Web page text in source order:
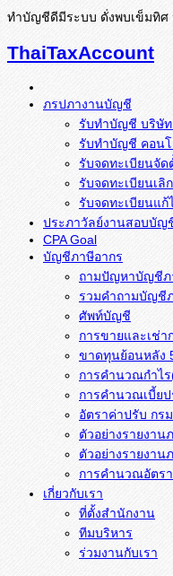
ทำบัญชีดีมีระบบ ดั่งพบเข็มทิศ
ThaiTaxAccount
ภรปภางานบัญชี
รับทำบัญชี บริษั
รับทำบัญชี คอนโ
รับจดทะเบียนจัด
รับจดทะเบียนเลิก
รับจดทะเบียนแก้
ประภาวัลย์งานสอบบัญ
CPA Goal
บัญชีภาษีอากร
ถามปัญหาบัญชีภ
รวมคำถามบัญชี
ศัพท์บัญชี
การขายและเช่า
ขาดทุนย้อนหลัง
การคำนวณกำไ
การคำนวณเบี้ย
อัตราค่าปรับ กร
ตัวอย่างรายงาน
การคำนวณอัตร
เกี่ยวกับเรา
ที่ตั้งสำนักงาน
ทีมบริหาร
ร่วมงานกับเรา